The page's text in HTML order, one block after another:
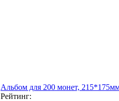
Альбом для 200 монет,
Рейтинг: